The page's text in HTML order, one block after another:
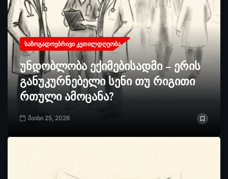
ᲡᲐᲖᲝᲒᲐᲓᲝᲔᲑᲠᲘᲕᲘ ᲙᲔᲗᲘᲚᲓᲦᲔᲝᲑᲐ
უნდობლობა ექიმებისადმი – ერის
განუკურნებელი სენი თუ რიგითი
რთული ამოცანა?
მაისი 25, 2026